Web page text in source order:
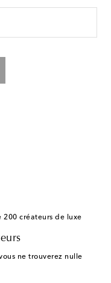
200 créateurs de luxe
ne trouverez nulle